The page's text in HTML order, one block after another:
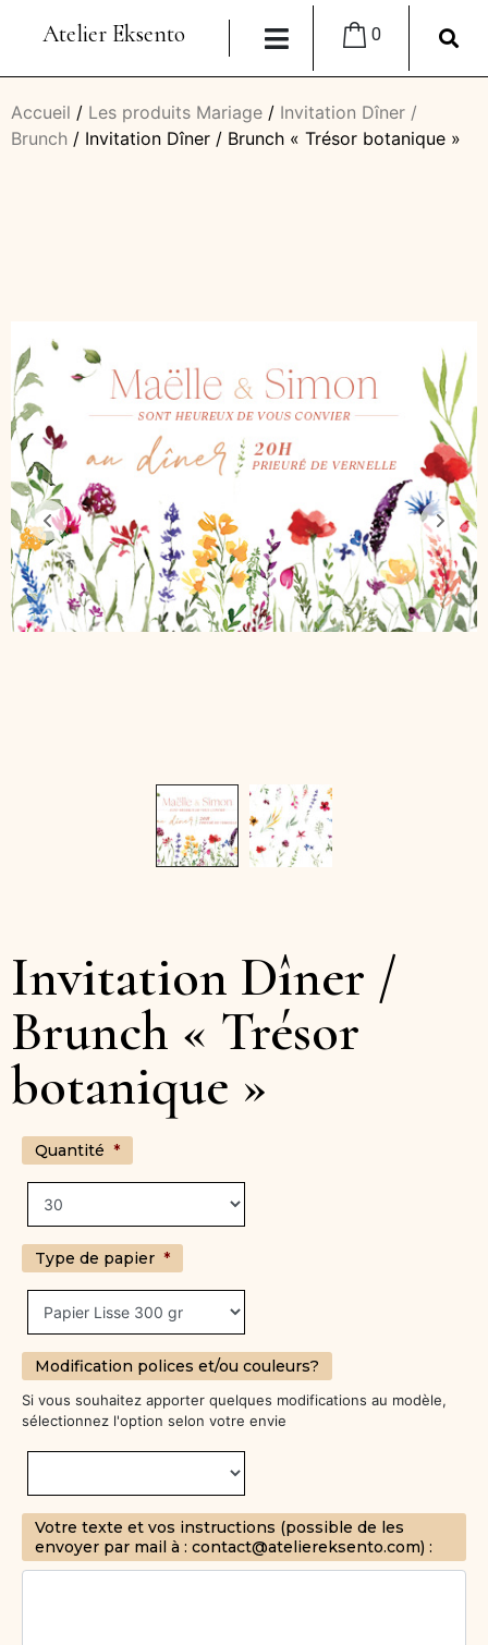
Atelier Eksento 0
Accueil / Les produits Mariage / Invitation Dîner /
Brunch / Invitation Dîner / Brunch « Trésor botanique »
Invitation Dîner /
Brunch « Trésor
botanique »
Quantité *
Type de papier *
Modification polices et/ou couleurs?
Si vous souhaitez apporter quelques modifications au modèle,
sélectionnez l'option selon votre envie
Votre texte et vos instructions (possible de les
envoyer par mail à : contact@ateliereksento.com) :